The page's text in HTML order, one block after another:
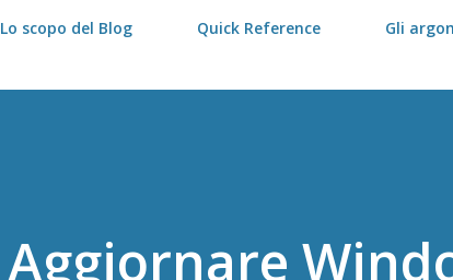
Lo scopo del Blog Quick Reference Gli